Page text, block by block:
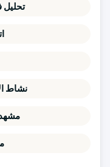
نشاط
مشهد